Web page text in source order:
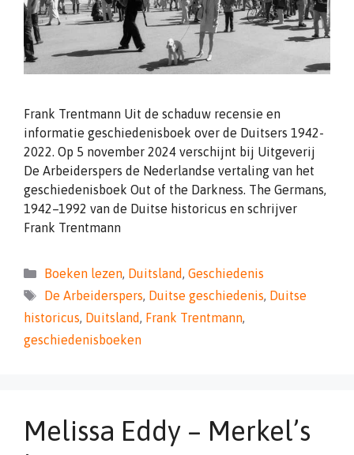
Frank Trentmann Uit de schaduw recensie en
informatie geschiedenisboek over de Duitsers 1942-
2022. Op 5 november 2024 verschijnt bij Uitgeverij
De Arbeiderspers de Nederlandse vertaling van het
geschiedenisboek Out of the Darkness. The Germans,
1942–1992 van de Duitse historicus en schrijver
Frank Trentmann
Categorieën
Boeken lezen, Duitsland, Geschiedenis
Tags
De Arbeiderspers, Duitse geschiedenis, Duitse
historicus, Duitsland, Frank Trentmann,
geschiedenisboeken
Melissa Eddy – Merkel’s